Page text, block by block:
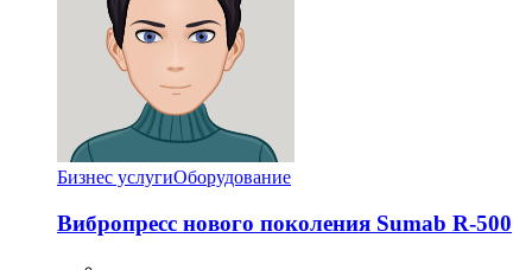
Бизнес услугиОборудование
Вибропресс нового поколения Sumab R-500